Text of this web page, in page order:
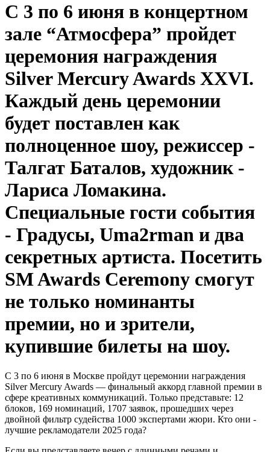
С 3 по 6 июня в концертном
зале “Атмосфера” пройдет
церемония награждения
Silver Mercury Awards XXVI.
Каждый день церемонии
будет поставлен как
полноценное шоу, режиссер -
Талгат Баталов, художник -
Лариса Ломакина.
Специальные гости события
- Градусы, Uma2rman и два
секретных артиста. Посетить
SM Awards Ceremony смогут
не только номинанты
премии, но и зрители,
купившие билеты на шоу.
С 3 по 6 июня в Москве пройдут церемонии награждения
Silver Mercury Awards — финальный аккорд главной премии в
сфере креативных коммуникаций. Только представьте: 12
блоков, 169 номинаций, 1707 заявок, прошедших через
двойной фильтр судейства 1000 экспертами жюри. Кто они -
лучшие рекламодатели 2025 года?